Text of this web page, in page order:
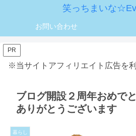
笑っちまいな
お問い合わせ
PR
※当サイトアフィリエイト広告を
ブログ開設２周年おめで
ありがとうございます
暮らし